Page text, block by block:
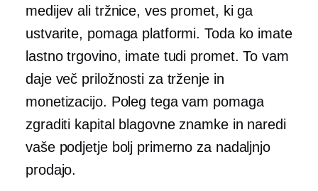
medijev ali tržnice, ves promet, ki ga
ustvarite, pomaga platformi. Toda ko imate
lastno trgovino, imate tudi promet. To vam
daje več priložnosti za trženje in
monetizacijo. Poleg tega vam pomaga
zgraditi kapital blagovne znamke in naredi
vaše podjetje bolj primerno za nadaljnjo
prodajo.